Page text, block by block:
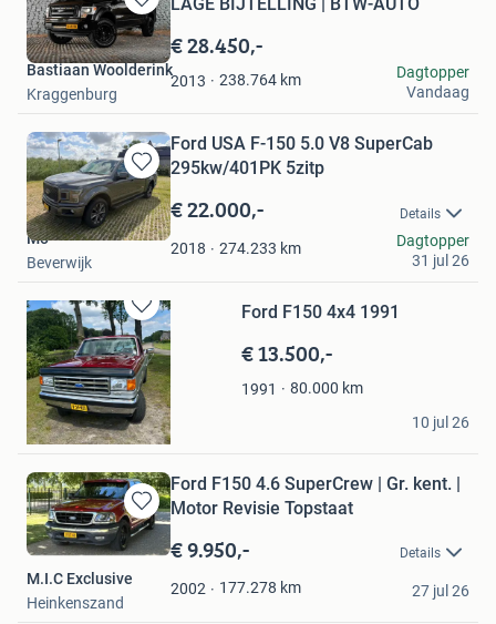
Bewaren
in
Mijn
Favorieten
€ 28.450,-
2013 238.764 km
Bastiaan Woolderink
Kraggenburg
Dagtopper
Vandaag
Bewaren
in
Mijn
Favorieten
Ford USA F-150 5.0 V8 SuperCab
295kw/401PK 5zitp
€ 22.000,- Details
2018 274.233 km
Mo
Beverwijk
Dagtopper
31 jul 26
Bewaren
in
Mijn
Favorieten
Ford F150 4x4 1991
€ 13.500,-
1991 80.000 km
Hendrikus Jan
Tynaarlo
10 jul 26
Bewaren
in
Mijn
Favorieten
Ford F150 4.6 SuperCrew | Gr. kent. |
Motor Revisie Topstaat
€ 9.950,- Details
2002 177.278 km
M.I.C Exclusive
Heinkenszand
27 jul 26